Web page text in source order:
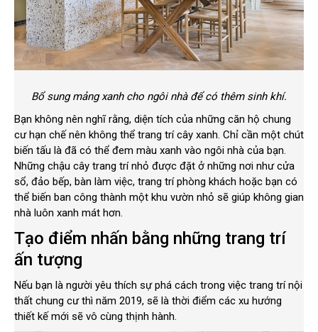
Bổ sung mảng xanh cho ngôi nhà để có thêm sinh khí.
Bạn không nên nghĩ rằng, diện tích của những căn hộ chung
cư hạn chế nên không thể trang trí cây xanh. Chỉ cần một chút
biến tấu là đã có thể đem màu xanh vào ngôi nhà của bạn.
Những chậu cây trang trí nhỏ được đặt ở những nơi như cửa
sổ, đảo bếp, bàn làm việc, trang trí phòng khách hoặc bạn có
thể biến ban công thành một khu vườn nhỏ sẽ giúp không gian
nhà luôn xanh mát hơn.
Tạo điểm nhấn bằng những trang trí
ấn tượng
Nếu bạn là người yêu thích sự phá cách trong việc trang trí nội
thất chung cư thì năm 2019, sẽ là thời điểm các xu hướng
thiết kế mới sẽ vô cùng thịnh hành.